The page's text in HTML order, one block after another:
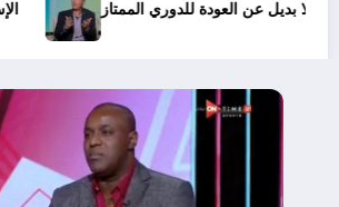
ولا بديل عن العودة للدوري الممتاز